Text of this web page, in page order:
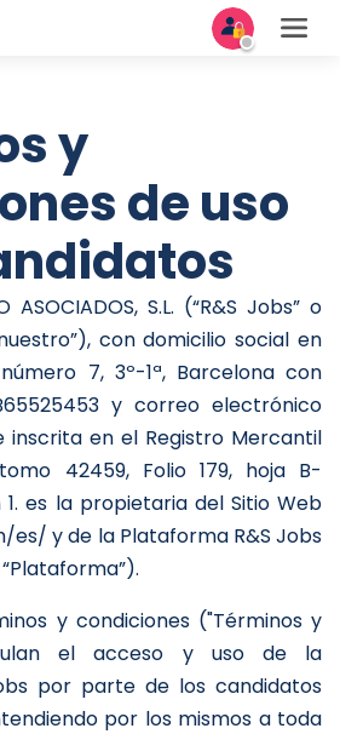
y
de uso
ASOCIADOS, S.L. (“R&S Jobs” o
con domicilio social en
7, 3º-1ª, Barcelona con
y correo electrónico
inscrita en el Registro Mercantil
42459, Folio 179, hoja B-
1. es la propietaria del Sitio Web
y de la Plataforma R&S Jobs
y condiciones ("Términos y
el acceso y uso de la
por parte de los candidatos
por los mismos a toda